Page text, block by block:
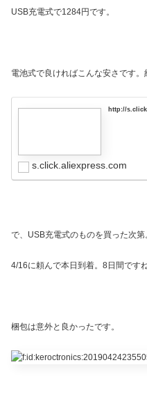
USB充電式で1284円です。
電池式で良ければこんな安さです。
http://
s.click.aliexpress.com
で、USB充電式のものを買った次第
4/16に頼んで本日到着。8日間ですね
梱包は意外と良かったです。